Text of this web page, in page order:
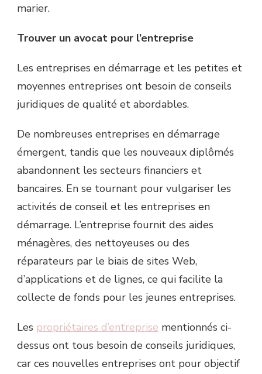
marier.
Trouver un avocat pour l’entreprise
Les entreprises en démarrage et les petites et
moyennes entreprises ont besoin de conseils
juridiques de qualité et abordables.
De nombreuses entreprises en démarrage
émergent, tandis que les nouveaux diplômés
abandonnent les secteurs financiers et
bancaires. En se tournant pour vulgariser les
activités de conseil et les entreprises en
démarrage. L’entreprise fournit des aides
ménagères, des nettoyeuses ou des
réparateurs par le biais de sites Web,
d’applications et de lignes, ce qui facilite la
collecte de fonds pour les jeunes entreprises.
Les propriétaires d’entreprise mentionnés ci-
dessus ont tous besoin de conseils juridiques,
car ces nouvelles entreprises ont pour objectif